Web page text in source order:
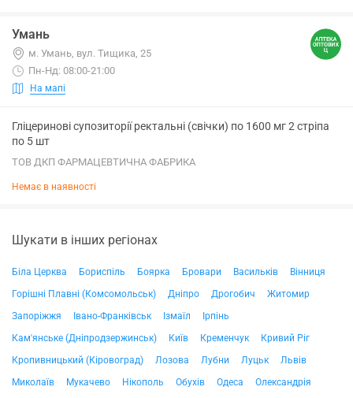
Умань
м. Умань, вул. Тищика, 25
Пн-Нд: 08:00-21:00
На мапі
Гліцеринові супозиторії ректальні (свічки) по 1600 мг 2 стріпа
по 5 шт
ТОВ ДКП ФАРМАЦЕВТИЧНА ФАБРИКА
Немає в наявності
Шукати в інших регіонах
Біла Церква Бориспіль Боярка Бровари Васильків
Вінниця
Горішні Плавні (Комсомольськ)
Дніпро Дрогобич
Житомир
Запоріжжя
Івано-Франківськ Ізмаїл
Ірпінь
Кам'янське (Дніпродзержинськ)
Київ Кременчук
Кривий Ріг
Кропивницький (Кіровоград)
Лозова Лубни Луцьк
Львів
Миколаїв
Мукачево Нікополь Обухів Одеса
Олександрія